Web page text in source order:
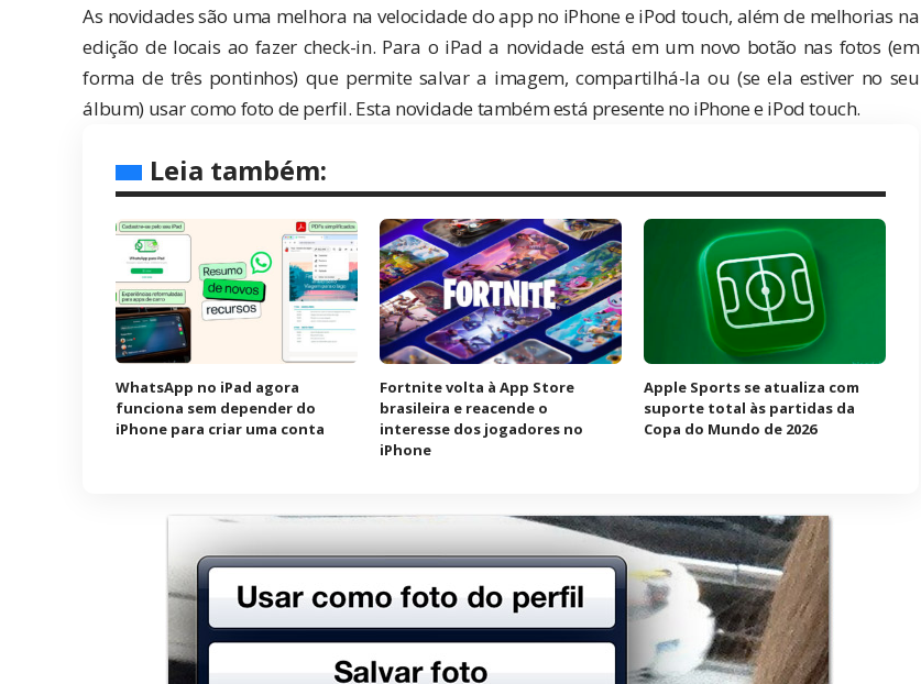
As novidades são uma melhora na velocidade do app no iPhone e iPod touch, além de melhorias na
edição de locais ao fazer check-in. Para o iPad a novidade está em um novo botão nas fotos (em
forma de três pontinhos) que permite salvar a imagem, compartilhá-la ou (se ela estiver no seu
álbum) usar como foto de perfil. Esta novidade também está presente no iPhone e iPod touch.
Leia também:
WhatsApp no iPad agora
funciona sem depender do
iPhone para criar uma conta
Fortnite volta à App Store
brasileira e reacende o
interesse dos jogadores no
iPhone
Apple Sports se atualiza com
suporte total às partidas da
Copa do Mundo de 2026